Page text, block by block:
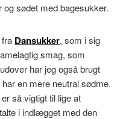
sødet med bagesukker.
Dansukker, som i sig
smag, som
har jeg også brugt
en mere neutral sødme.
så vigtigt til lige at
i indlægget med den